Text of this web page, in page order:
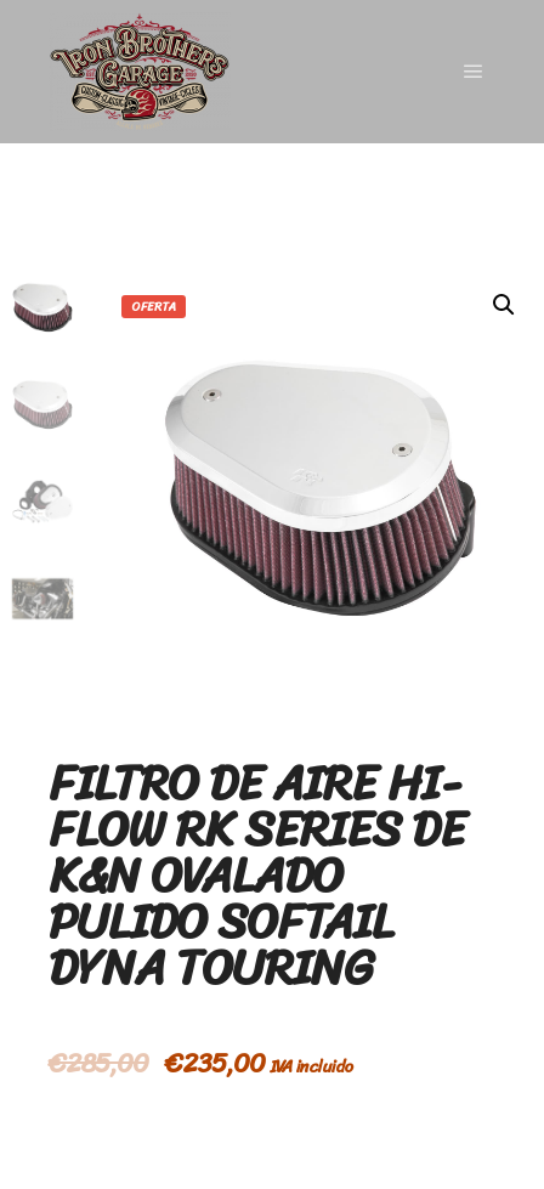
OFERTA
FILTRO DE AIRE HI-
FLOW RK SERIES DE
K&N OVALADO
PULIDO SOFTAIL
DYNA TOURING
€285,00 €235,00IVA incluido